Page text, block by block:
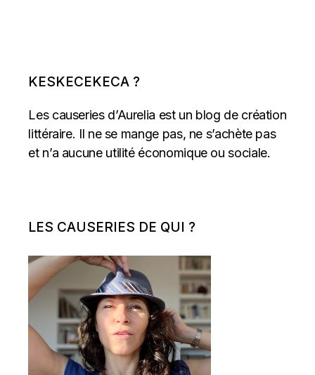
KESKECEKECA ?
Les causeries d’Aurelia est un blog de création
littéraire. Il ne se mange pas, ne s’achète pas
et n’a aucune utilité économique ou sociale.
LES CAUSERIES DE QUI ?